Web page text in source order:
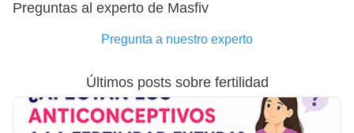
Preguntas al experto de Masfiv
Pregunta a nuestro experto
Últimos posts sobre fertilidad